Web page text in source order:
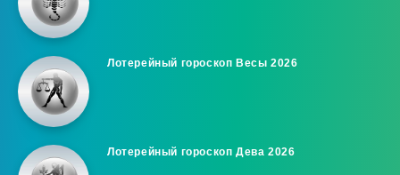
Лотерейный гороскоп Весы 2026
Лотерейный гороскоп Дева 2026